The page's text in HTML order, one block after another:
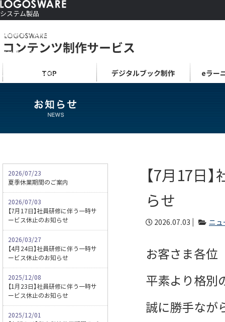
システム製品
コンテンツ作成ソフト
制作サービス
ソリューションサービス
ご利用者さま向け
会社情報
TOP デジタルブック制作 eラー
【7月17日
らせ
2026.07.03 | ニュ
お客さま各位
平素より格別
誠に勝手なが
2026/07/23
夏季休業期間のご案内
2026/07/03
【7月17日】社員研修に伴う一時サ
ービス休止のお知らせ
2026/03/27
【4月24日】社員研修に伴う一時サ
ービス休止のお知らせ
2025/12/08
【1月23日】社員研修に伴う一時サ
ービス休止のお知らせ
2025/12/01